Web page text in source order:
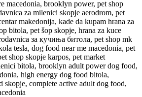
macedonia, brooklyn power, pet shop
za milenici skopje aerodrom, pet
makedonija, kade da kupam hrana za
bitola, pet šop skopje, hrana za kuce
за кучиња битола, pet shop mk
tesla, dog food near me macedonia, pet
shop skopje karpos, pet market
bitola, brooklyn adult power dog food,
high energy dog food bitola,
skopje, complete active adult dog food,